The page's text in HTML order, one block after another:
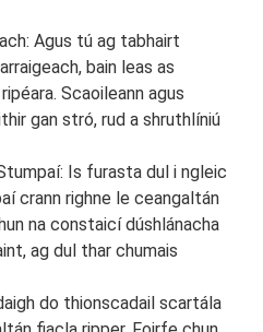
Agus tú ag tabhairt
bain leas as
Scaoileann agus
gan stró, rud a shruthlíniú
Is furasta dul i ngleic
crann righne le ceangaltán
na constaicí dúshlánacha
ag dul thar chumais
do thionscadail scartála